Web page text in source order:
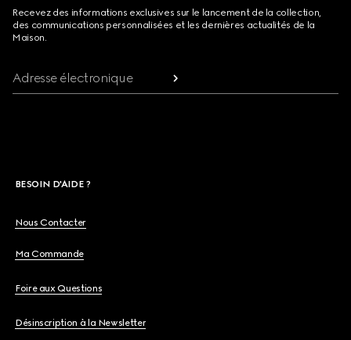
Recevez des informations exclusives sur le lancement de la collection,
des communications personnalisées et les dernières actualités de la
Maison.
Adresse électronique
BESOIN D'AIDE ?
Nous Contacter
Ma Commande
Foire aux Questions
Désinscription à la Newsletter